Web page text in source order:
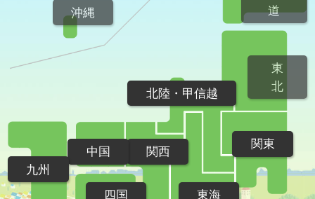
道
東
北
関東
北陸・甲信越
東海
関西
中国
四国
九州
沖縄